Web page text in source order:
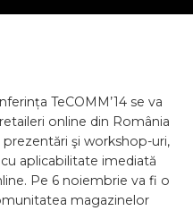
TeCOMM’14 se va
online din România
şi workshop-uri,
aplicabilitate imediată
Pe 6 noiembrie va fi o
magazinelor